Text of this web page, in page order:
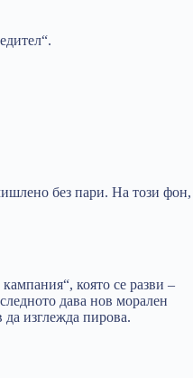
без пари. На този фон,
която се разви –
дава нов морален
изглежда пирова.